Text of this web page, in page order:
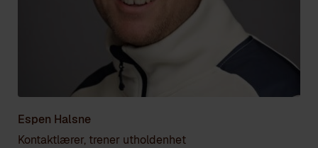
Espen Halsne
Kontaktlærer, trener utholdenhet